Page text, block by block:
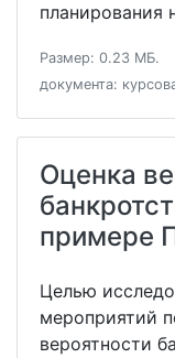
планирования
Размер: 0.23 МБ.
документа:
Оценка
примере
Целью
мероприятий
вероятности